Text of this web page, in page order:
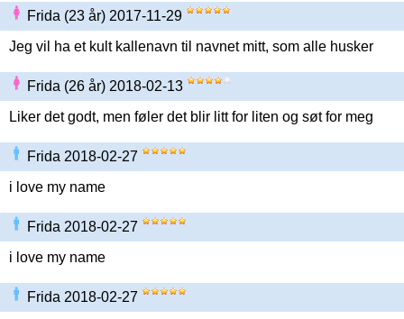
Frida (23 år) 2017-11-29
Jeg vil ha et kult kallenavn til navnet mitt, som alle husker
Frida (26 år) 2018-02-13
Liker det godt, men føler det blir litt for liten og søt for meg
Frida 2018-02-27
i love my name
Frida 2018-02-27
i love my name
Frida 2018-02-27